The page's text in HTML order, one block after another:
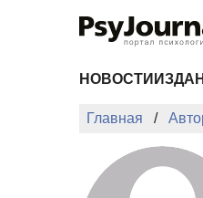
НОВОСТИ
Главная